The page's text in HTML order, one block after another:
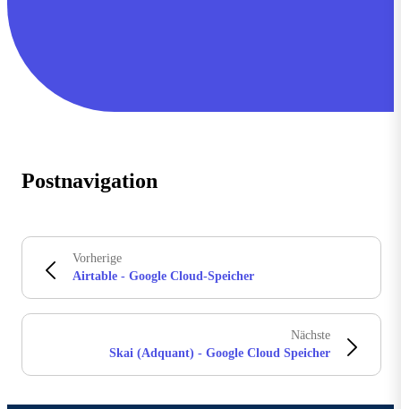
Postnavigation
Vorherige
Airtable - Google Cloud-Speicher
Nächste
Skai (Adquant) - Google Cloud Speicher